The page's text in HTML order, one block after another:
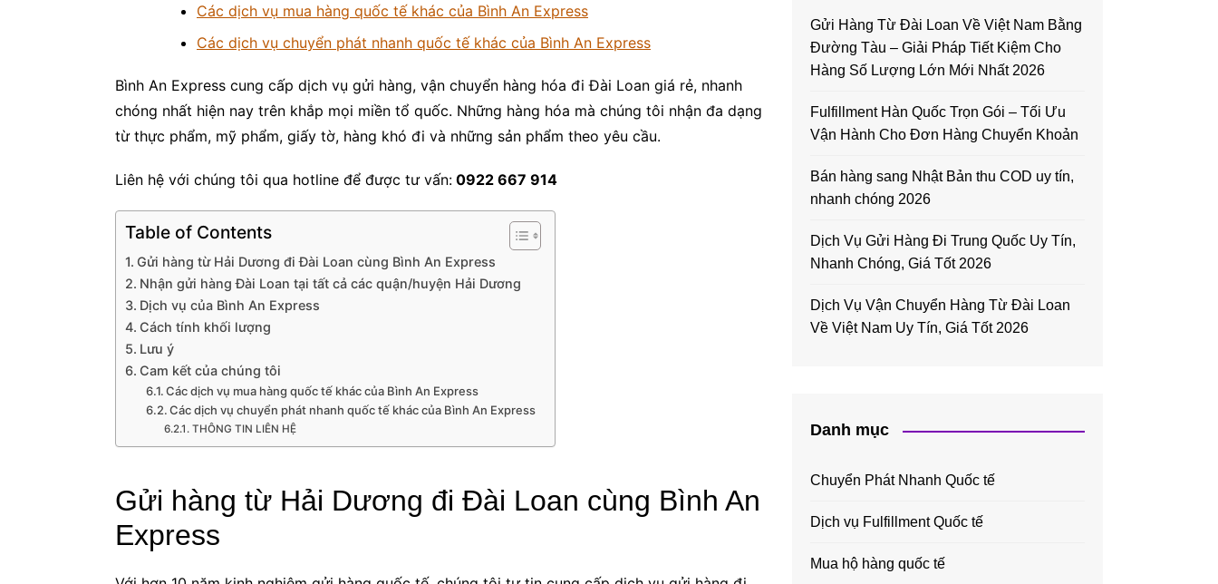
Các dịch vụ mua hàng quốc tế khác của Bình An Express
Các dịch vụ chuyển phát nhanh quốc tế khác của Bình An Express
Bình An Express cung cấp dịch vụ gửi hàng, vận chuyển hàng hóa đi Đài Loan giá rẻ, nhanh
chóng nhất hiện nay trên khắp mọi miền tổ quốc. Những hàng hóa mà chúng tôi nhận đa dạng
từ thực phẩm, mỹ phẩm, giấy tờ, hàng khó đi và những sản phẩm theo yêu cầu.
Liên hệ với chúng tôi qua hotline để được tư vấn: 0922 667 914
Table of Contents
Gửi hàng từ Hải Dương đi Đài Loan cùng Bình An Express
Nhận gửi hàng Đài Loan tại tất cả các quận/huyện Hải Dương
Dịch vụ của Bình An Express
Cách tính khối lượng
Lưu ý
Cam kết của chúng tôi
Các dịch vụ mua hàng quốc tế khác của Bình An Express
Các dịch vụ chuyển phát nhanh quốc tế khác của Bình An Express
THÔNG TIN LIÊN HỆ
Gửi hàng từ Hải Dương đi Đài Loan cùng Bình An
Express
Gửi Hàng Từ Đài Loan Về Việt Nam Bằng
Đường Tàu – Giải Pháp Tiết Kiệm Cho
Hàng Số Lượng Lớn Mới Nhất 2026
Fulfillment Hàn Quốc Trọn Gói – Tối Ưu
Vận Hành Cho Đơn Hàng Chuyển Khoản
Bán hàng sang Nhật Bản thu COD uy tín,
nhanh chóng 2026
Dịch Vụ Gửi Hàng Đi Trung Quốc Uy Tín,
Nhanh Chóng, Giá Tốt 2026
Dịch Vụ Vận Chuyển Hàng Từ Đài Loan
Về Việt Nam Uy Tín, Giá Tốt 2026
Danh mục
Chuyển Phát Nhanh Quốc tế
Dịch vụ Fulfillment Quốc tế
Mua hộ hàng quốc tế